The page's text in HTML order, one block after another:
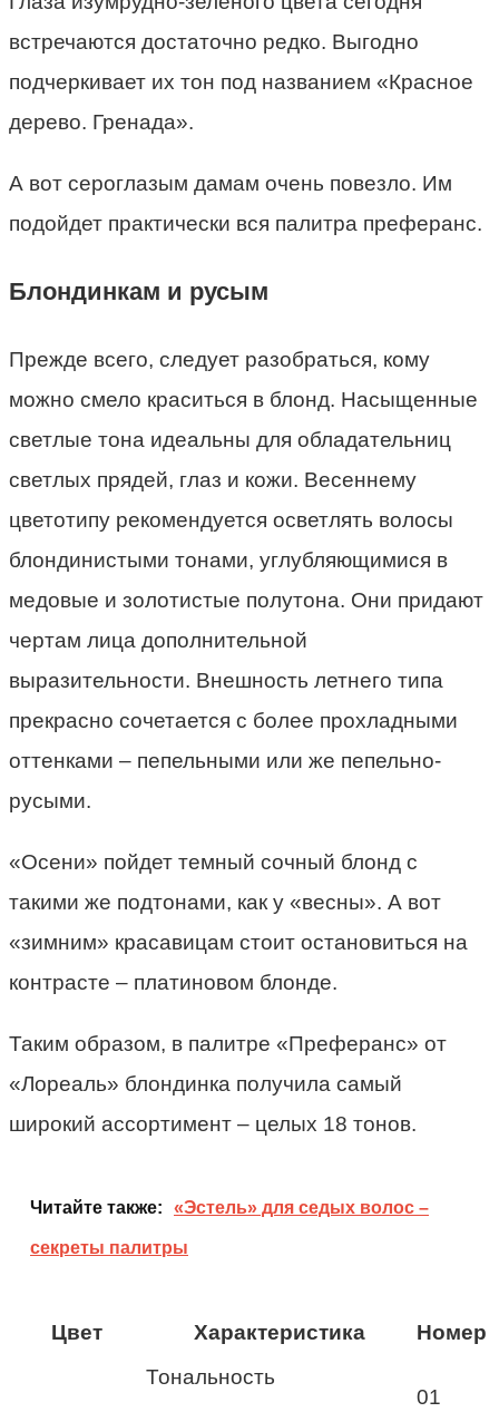
встречаются достаточно редко. Выгодно
подчеркивает их тон под названием «Красное
дерево. Гренада».
А вот сероглазым дамам очень повезло. Им
подойдет практически вся палитра преферанс.
Блондинкам и русым
Прежде всего, следует разобраться, кому
можно смело краситься в блонд. Насыщенные
светлые тона идеальны для обладательниц
светлых прядей, глаз и кожи. Весеннему
цветотипу рекомендуется осветлять волосы
блондинистыми тонами, углубляющимися в
медовые и золотистые полутона. Они придают
чертам лица дополнительной
выразительности. Внешность летнего типа
прекрасно сочетается с более прохладными
оттенками – пепельными или же пепельно-
русыми.
«Осени» пойдет темный сочный блонд с
такими же подтонами, как у «весны». А вот
«зимним» красавицам стоит остановиться на
контрасте – платиновом блонде.
Таким образом, в палитре «Преферанс» от
«Лореаль» блондинка получила самый
широкий ассортимент – целых 18 тонов.
Читайте также: «Эстель» для седых волос –
секреты палитры
Цвет Характеристика
Номер
Тональность
01